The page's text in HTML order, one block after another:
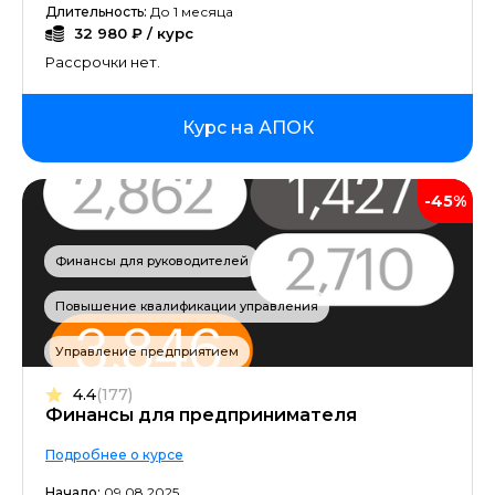
Длительность: До 1 месяца
32 980 ₽ / курс
Рассрочки нет.
Курс на АПОК
-45%
Финансы для руководителей
Повышение квалификации управления
Управление предприятием
Финансы для предпринимателя
4.4(177)
Подробнее о курсе